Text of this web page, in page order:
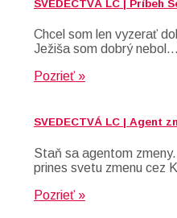
SVEDECTVÁ LC | Príbeh
Chcel som len vyzerať
Ježiša som dobrý nebol…
Pozrieť »
SVEDECTVÁ LC | Agent
Staň sa agentom
prines svetu zmenu cez
Pozrieť »